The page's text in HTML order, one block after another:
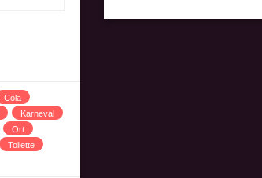
Cola
Karneval
Ort
Toilette